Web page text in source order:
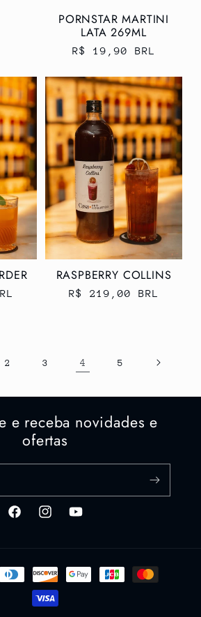
PORNSTAR MARTINI
LATA 269ML
Preço
R$ 19,90 BRL
RASPBERRY COLLINS
Preço
R$ 219,00 BRL
2 3 4 5
e receba novidades e
ofertas
FacebookInstagramYouTube